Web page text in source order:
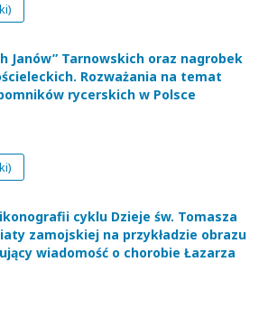
Janów” Tarnowskich oraz nagrobek
Rozważania na temat
rycerskich w Polsce
cyklu Dzieje św. Tomasza
zamojskiej na przykładzie obrazu
wiadomość o chorobie Łazarza